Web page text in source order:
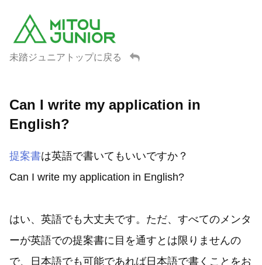
未踏ジュニアトップに戻る
Can I write my application in
English?
提案書は英語で書いてもいいですか？
Can I write my application in English?
はい、英語でも大丈夫です。ただ、すべてのメンタ
ーが英語での提案書に目を通すとは限りませんの
で、日本語でも可能であれば日本語で書くことをお